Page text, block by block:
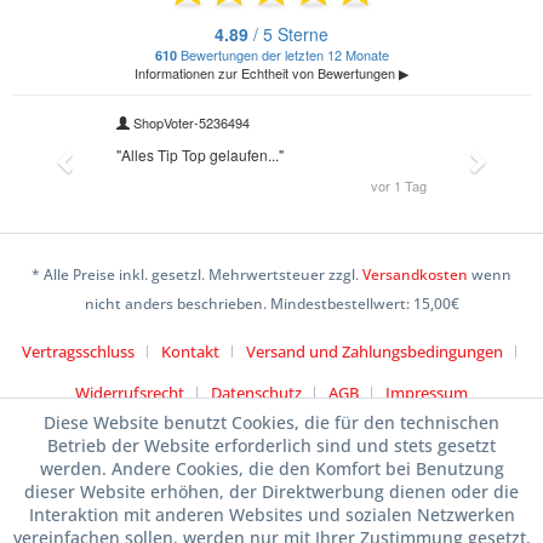
* Alle Preise inkl. gesetzl. Mehrwertsteuer zzgl.Versandkosten wenn
nicht anders beschrieben. Mindestbestellwert: 15,00€
Vertragsschluss Kontakt
Versand und Zahlungsbedingungen
Widerrufsrecht
Datenschutz AGB Impressum
Diese Website benutzt Cookies, die für den technischen
Betrieb der Website erforderlich sind und stets gesetzt
werden. Andere Cookies, die den Komfort bei Benutzung
dieser Website erhöhen, der Direktwerbung dienen oder die
Interaktion mit anderen Websites und sozialen Netzwerken
vereinfachen sollen, werden nur mit Ihrer Zustimmung gesetzt.